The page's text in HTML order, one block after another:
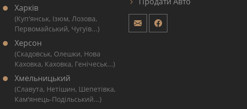
Харків
(Куп'янськ, Ізюм, Лозова,
Первомайський, Чугуїв...)
Херсон
(Скадовськ, Олешки, Нова
Каховка, Каховка, Генічеськ...)
Хмельницький
(Славута, Нетішин, Шепетівка,
Кам'янець-Подільський...)